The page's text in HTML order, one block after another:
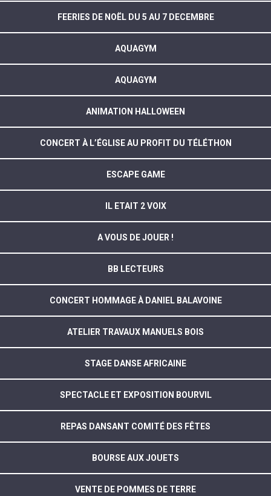
FEERIES DE NOËL DU 5 AU 7 DECEMBRE
AQUAGYM
AQUAGYM
ANIMATION HALLOWEEN
CONCERT À L’ÉGLISE AU PROFIT DU TÉLÉTHON
ESCAPE GAME
IL ETAIT 2 VOIX
A VOUS DE JOUER !
BB LECTEURS
CONCERT HOMMAGE À DANIEL BALAVOINE
ATELIER TRAVAUX MANUELS BOIS
STAGE DANSE AFRICAINE
SPECTACLE ET EXPOSITION BOURVIL
REPAS DANSANT COMITÉ DES FÊTES
BOURSE AUX JOUETS
VENTE DE POMMES DE TERRE